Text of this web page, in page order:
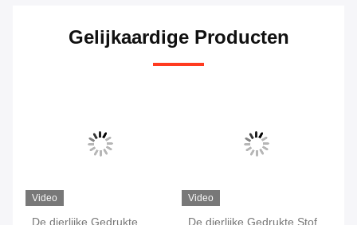
Gelijkaardige Producten
Video
De dierlijke Gedrukte
Video
De dierlijke Gedrukte Stof